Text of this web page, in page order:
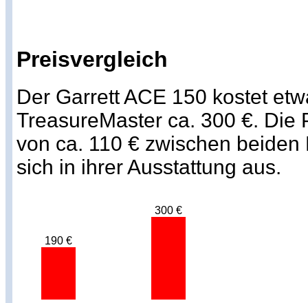
Preisvergleich
Der Garrett ACE 150 kostet
TreasureMaster ca. 300 €. Die
von ca. 110 € zwischen
sich in ihrer Ausstattung aus.
190 €
300 €